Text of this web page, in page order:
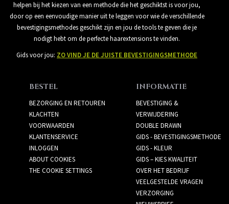
helpen bij het kiezen van een methode die het geschiktst is voor jou,
door op een eenvoudige manier uit te leggen voor wie de verschillende
bevestigingsmethodes geschikt zijn en jou de tools te geven die je
nodigt hebt om de perfecte haarextensions te vinden.
Gids voor jou: ZO VIND JE DE JUISTE BEVESTIGINGSMETHODE
BESTEL
BEZORGING EN RETOUREN
KLACHTEN
VOORWAARDEN
KLANTENSERVICE
INLOGGEN
ABOUT COOKIES
THE COOKIE SETTINGS
INFORMATIE
BEVESTIGING &
VERWIJDERING
DOUBLE DRAWN
GIDS - BEVESTIGINGSMETHODE
GIDS - KLEUR
GIDS – KIES KWALITEIT
OVER HET BEDRIJF
VEELGESTELDE VRAGEN
VERZORGING